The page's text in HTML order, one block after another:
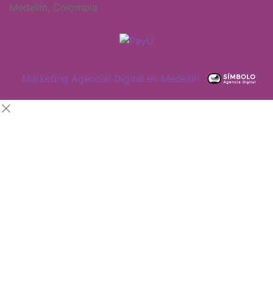
Medellín, Colombia
Marketing Agencial Digital en Medellín